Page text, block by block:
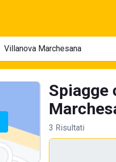
Spiagge
3 Risultati